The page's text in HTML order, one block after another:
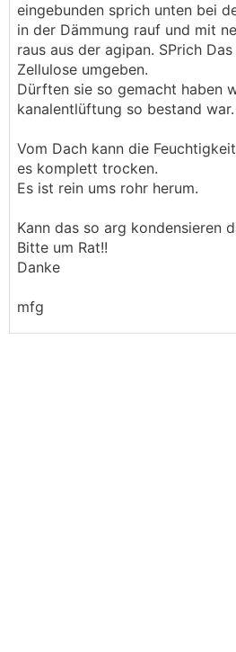
eingebunden sprich unten bei
in der Dämmung rauf und mit
raus aus der agipan. SPrich
Zellulose umgeben.
Dürften sie so gemacht haben
kanalentlüftung so bestand war.
Vom Dach kann die
es komplett trocken.
Es ist rein ums rohr herum.
Kann das so arg kondensieren
Bitte um Rat!!
Danke
mfg